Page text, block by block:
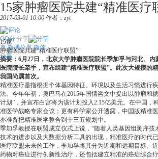
15家肿瘤医院共建“精准医疗
2017-03-01 10:00 作者： zyt
分享
QQ分
享 微博分享 微信
分享
15家
肿瘤医院共建“精准医疗联盟”
摘要：6月27日，北京大学肿瘤医院院长季加孚与河北、内
医院院长牵手，宣布组建“精准医疗联盟”。此次大规模的
我国尚属首次。
精准医疗是指根据个体基因特征、环境以及生活习惯进行
法。今年年初，奥巴马在2015年国情咨文中提出以肿瘤和
计划”，并宣布白宫将为该计划投入2.15亿美元。在中国，
准医学战略专家会议；更有科学家公开透露，中国版精准
亦准备把精准医学整合到十三五规划中。
季加孚教授在联盟成立仪式上说，“随着人类基因组测序技
技术的进步以及大数据分析工具的出现，精准医疗的时代
医疗联盟未来的工作，季加孚将其分为近期和远期目标。
药物对癌症进行创新性治疗，还包括建立精准的癌症综合